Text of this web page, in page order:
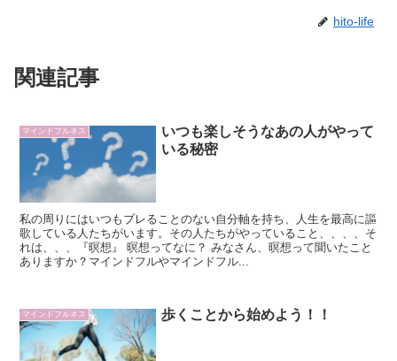
hito-life
関連記事
マインドフルネス
いつも楽しそうなあの人がやって
いる秘密
私の周りにはいつもブレることのない自分軸を持ち、人生を最高に謳
歌している人たちがいます。その人たちがやっていること、、、、そ
れは、、、『暝想』 暝想ってなに？ みなさん、暝想って聞いたこと
ありますか？マインドフルやマインドフル...
マインドフルネス 歩くことから始めよう！！